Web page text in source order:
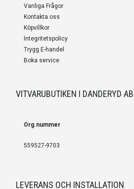
Vanliga Frågor
Kontakta oss
Köpvillkor
Integritetspolicy
Trygg E-handel
Boka service
VITVARUBUTIKEN I DANDERYD AB
Org.nummer
559527-9703
LEVERANS OCH INSTALLATION